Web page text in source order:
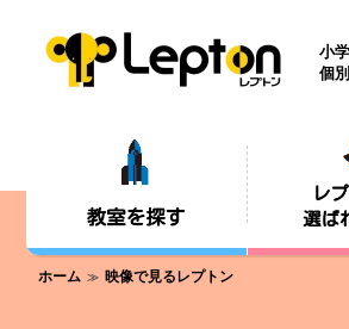
小
個
ホーム 映像で見るレプトン